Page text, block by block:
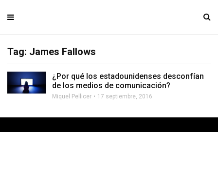
Tag: James Fallows
¿Por qué los estadounidenses desconfían
de los medios de comunicación?
Miquel Pellicer 17 septiembre, 2016